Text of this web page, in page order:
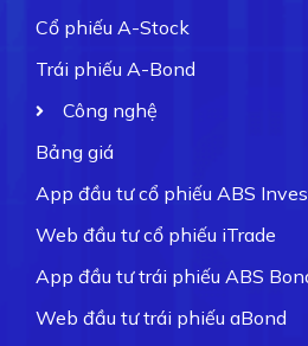
Cổ phiếu A-Stock
Trái phiếu A-Bond
Công nghệ
Bảng giá
App đầu tư cổ phiếu ABS
Web đầu tư cổ phiếu iTrade
App đầu tư trái phiếu ABS
Web đầu tư trái phiếu aBond